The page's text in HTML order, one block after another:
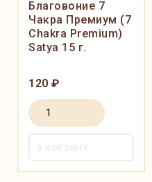
Благовоние 7
Чакра Премиум (7
Chakra Premium)
Satya 15 г.
120 ₽
В КОРЗИНУ